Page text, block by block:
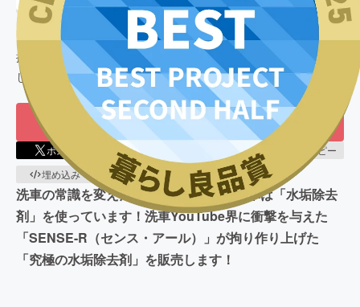
このプロジェクトは、 2025/04/12 に募集を開始し、 1,594
援により 12,514,971 円の資金を集め、
に募集を終了
しました
もう一度プロジェクトをやってほしい 459
ポスト シェア LINEで送る
URLコピー
埋め込み
QRコード
洗車の常識を変えたい！！本当に美しい車は「水垢除去
剤」を使っています！洗車YouTube界に衝撃を与えた
「SENSE-R（センス・アール）」が拘り作り上げた
「究極の水垢除去剤」を販売します！